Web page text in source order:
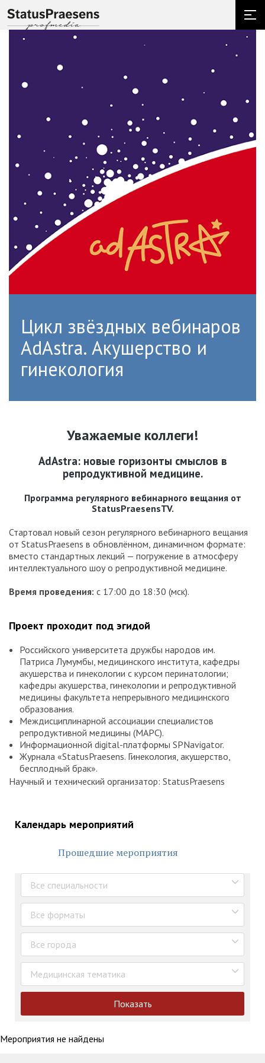
Цикл звёздных вебинаров
AdAstra. Акушерство и
гинекология
Уважаемые коллеги!
AdAstra: новые горизонты смыслов в
репродуктивной медицине.
Программа регулярного вебинарного вещания от
StatusPraesensTV.
Стартовал новый сезон регулярного вебинарного вещания
от StatusPraesens в обновлённом, динамичном формате:
вместо стандартных лекций — погружение в атмосферу
интеллектуального шоу о репродуктивной медицине.
Время проведения: с 17:00 до 18:30 (мск).
Проект проходит под эгидой
Российского университета дружбы народов им.
Патриса Лумумбы, медицинского института, кафедры
акушерства и гинекологии с курсом перинатологии;
кафедры акушерства, гинекологии и репродуктивной
медицины факультета непрерывного медицинского
образования.
Междисциплинарной ассоциации специалистов
репродуктивной медицины (МАРС).
Информационной digital-платформы SPNavigator.
Журнала «StatusPraesens. Гинекология, акушерство,
бесплодный брак».
Научный и технический организатор: StatusPraesens
Календарь мероприятий
Прошедшие мероприятия
Все специальности
Все форматы
Все города
Медицинская тематика
Показать
Мероприятия не найдены